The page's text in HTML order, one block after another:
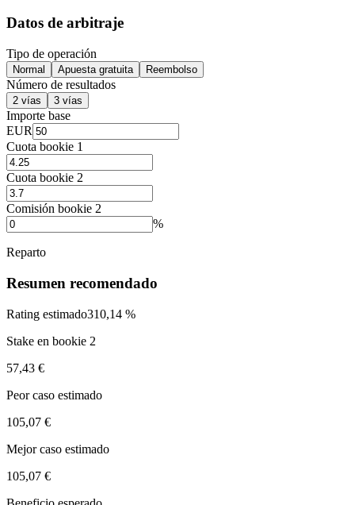
Datos de arbitraje
Tipo de operación
Normal Apuesta gratuita Reembolso
Número de resultados
2 vías 3 vías
Importe base
EUR
Cuota bookie 1
Cuota bookie 2
Comisión bookie 2
%
Reparto
Resumen recomendado
Rating estimado310,14 %
Stake en bookie 2
57,43 €
Peor caso estimado
105,07 €
Mejor caso estimado
105,07 €